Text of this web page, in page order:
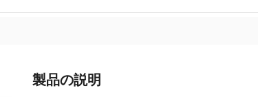
製品の説明